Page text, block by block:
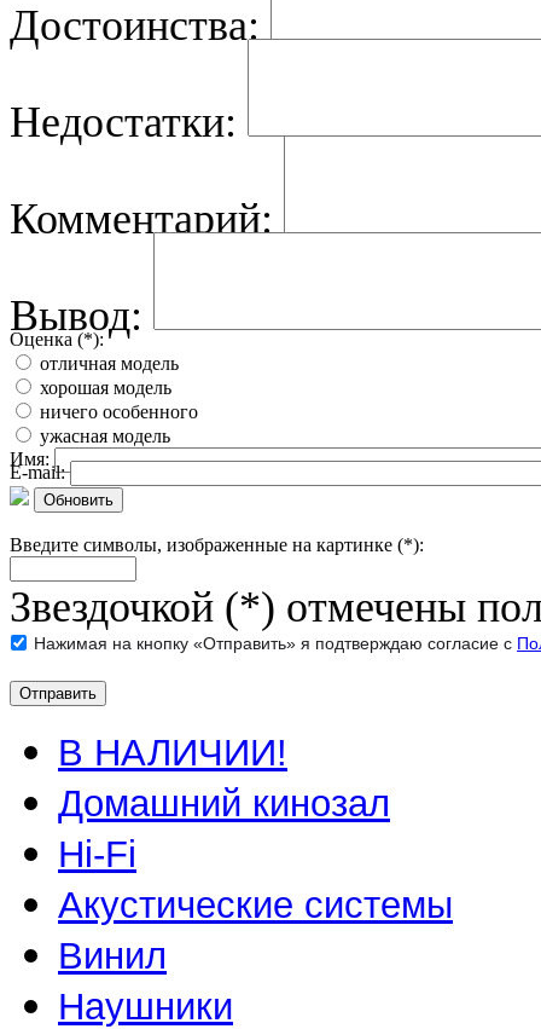
Достоинства:
Недостатки:
Комментарий:
Вывод:
Оценка (*):
отличная модель
хорошая модель
ничего особенного
ужасная модель
Имя:
E-mail:
Обновить
Введите символы, изображенные на картинке (*):
Звездочкой (*) отмечены
Нажимая на кнопку «Отправить» я подтверждаю согласие с
В НАЛИЧИИ!
Домашний кинозал
Hi-Fi
Акустические системы
Винил
Наушники